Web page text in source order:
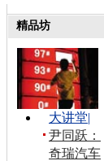
精品坊
大讲堂|
尹同跃：
奇瑞汽车